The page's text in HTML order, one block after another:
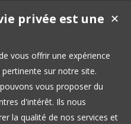
✕
privée est une
vous offrir une expérience
sur notre site.
vous proposer du
d'intérêt. Ils nous
la qualité de nos services et